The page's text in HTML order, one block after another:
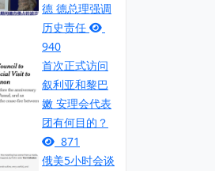
德 德总理强调
历史责任
940
首次正式访问
叙利亚和黎巴
嫩 安理会代表
团有何目的？
871
俄美5小时会谈